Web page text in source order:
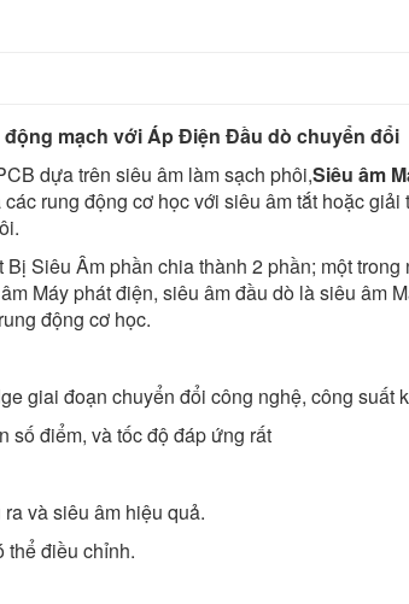
động mạch với Áp Điện Đầu dò chuyển đổi
dựa trên siêu âm làm sạch phôi,Siêu âm
rung động cơ học với siêu âm tắt hoặc
Siêu Âm phần chia thành 2 phần; một
Máy phát điện, siêu âm đầu dò là siêu âm
động cơ học.
giai đoạn chuyển đổi công nghệ, công suất
số điểm, và tốc độ đáp ứng rất
và siêu âm hiệu quả.
thể điều chỉnh.